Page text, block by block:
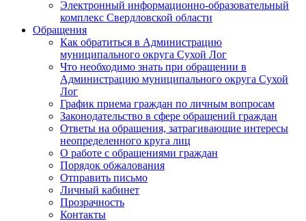
Электронный информационно-образовательный
комплекс Свердловской области
Обращения
Как обратиться в Администрацию
муниципального округа Сухой Лог
Что необходимо знать при обращении в
Администрацию муниципального округа Сухой
Лог
График приема граждан по личным вопросам
Законодательство в сфере обращений граждан
Ответы на обращения, затрагивающие интересы
неопределенного круга лиц
О работе с обращениями граждан
Порядок обжалования
Отправить письмо
Личный кабинет
Прозрачность
Контакты